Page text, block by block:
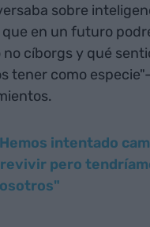
sobre
que en un futuro
no cíborgs y qué
tener como
intentado
pero